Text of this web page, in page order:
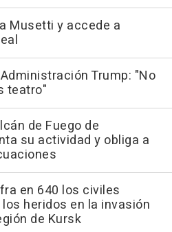
Musetti y accede a
Trump: "No
teatro"
de Fuego de
su actividad y obliga a
en 640 los civiles
heridos en la invasión
de Kursk